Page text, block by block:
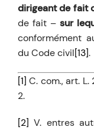
dirigeant de fait
de fait – sur
conformément
du Code civil[13].
[1] C. com., art.
2.
[2] V. entres